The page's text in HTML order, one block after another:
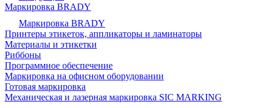
Маркировка BRADY
Маркировка BRADY
Принтеры этикеток, аппликаторы и ламинаторы
Материалы и этикетки
Риббоны
Программное обеспечение
Маркировка на офисном оборудовании
Готовая маркировка
Механическая и лазерная маркировка SIC MARKING